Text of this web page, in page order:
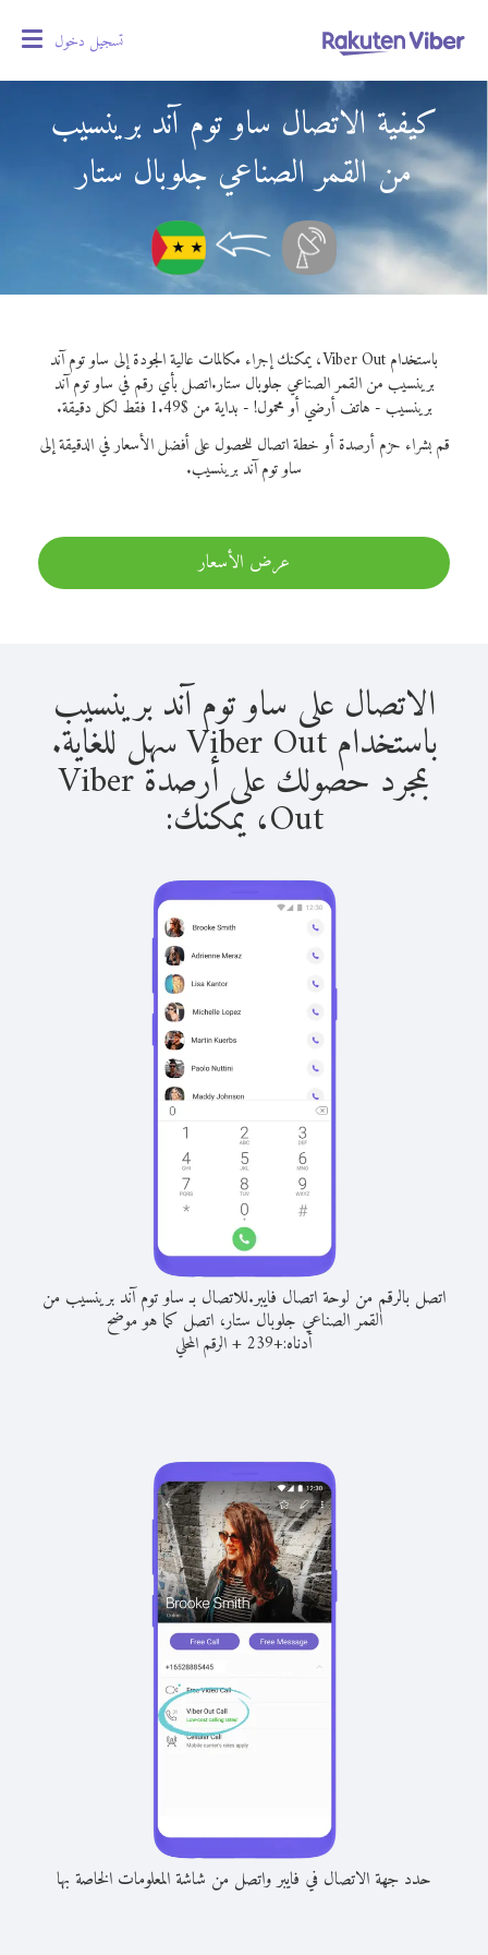
تسجيل دخول
كيفية الاتصال ساو توم آند برينسيب
من القمر الصناعي جلوبال ستار
باستخدام Viber Out، يمكنك إجراء مكالمات عالية الجودة إلى ساو توم آند
برينسيب من القمر الصناعي جلوبال ستار.اتصل بأي رقم في ساو توم آند
برينسيب - هاتف أرضي أو محمول! - بداية من $1.49 فقط لكل دقيقة.
قم بشراء حزم أرصدة أو خطة اتصال للحصول على أفضل الأسعار في الدقيقة إلى
ساو توم آند برينسيب.
عرض الأسعار
الاتصال على ساو توم آند برينسيب
باستخدام Viber Out سهل للغاية.
بمجرد حصولك على أرصدة Viber
Out، يمكنك:
اتصل بالرقم من لوحة اتصال فايبر.للاتصال بـ ساو توم آند برينسيب من
القمر الصناعي جلوبال ستار، اتصل كما هو موضح
أدناه:+
239
+الرقم المحلي
حدد جهة الاتصال في فايبر واتصل من شاشة المعلومات الخاصة بها